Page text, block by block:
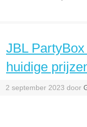
JBL
huidige
2 september 2023 door